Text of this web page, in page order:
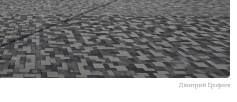
Дмитрий Ерофеев